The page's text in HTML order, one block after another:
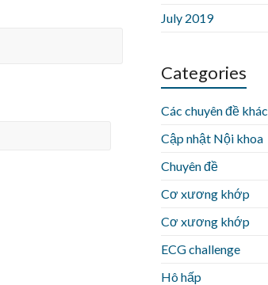
July 2019
Categories
Các chuyên đề khác
Cập nhật Nội khoa
Chuyên đề
Cơ xương khớp
Cơ xương khớp
ECG challenge
Hô hấp